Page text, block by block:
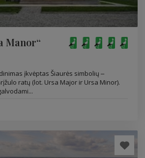
Manor“
įkvėptas Šiaurės simbolių ‒
ratų (lot. Ursa Major ir Ursa Minor).